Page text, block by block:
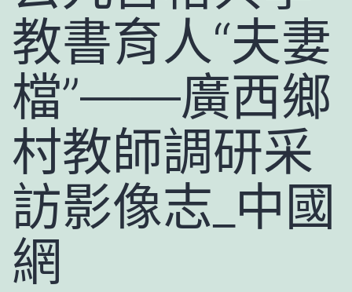
教書育人“夫妻
檔”——廣西鄉
村教師調研采
訪影像志_中國
網